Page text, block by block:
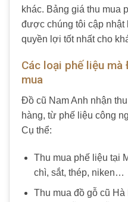
khác. Bảng giá thu mua
được chúng tôi cập nhật
quyền lợi tốt nhất cho
Các loại phế liệu
mua
Đồ cũ Nam Anh nhận
hàng, từ phế liệu công
Cụ thể:
Thu mua phế liệu tại
chì, sắt, thép, niken…
Thu mua đồ gỗ cũ